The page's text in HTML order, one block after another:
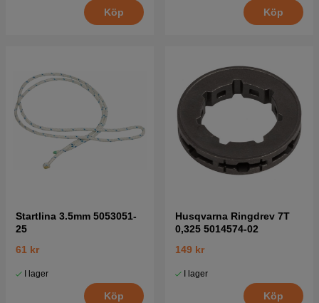
Tryck här för sprängskiss och reservdelslista till
Jonsered CS2156 2006-02 (EPA)
Köp Köp
Startlina 3.5mm 5053051-
25
61 kr
I lager
Köp
Husqvarna Ringdrev 7T
0,325 5014574-02
149 kr
I lager
Köp